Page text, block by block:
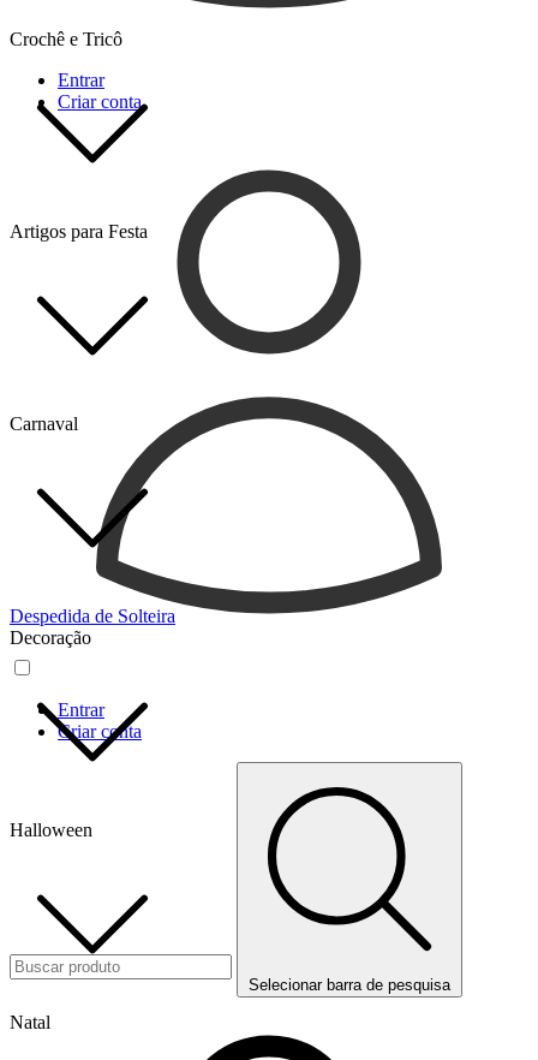
Crochê e Tricô
Artigos para Festa
Carnaval
Despedida de Solteira
Decoração
Halloween
Natal
Entrar
Criar conta
Entrar
Criar conta
Selecionar barra de pesquisa